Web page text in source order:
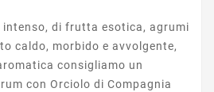
intenso, di frutta esotica, agrumi
caldo, morbido e avvolgente,
consigliamo un
con Orciolo di Compagnia